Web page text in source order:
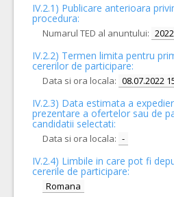
IV.2.1) Publicare anterioara
procedura:
Numarul TED al anuntului:
IV.2.2) Termen limita pentru
cererilor de participare:
Data si ora locala: 08.07.2022
IV.2.3) Data estimata a
prezentare a ofertelor sau de
candidatii selectati:
Data si ora locala: -
IV.2.4) Limbile in care pot fi
cererile de participare:
Romana